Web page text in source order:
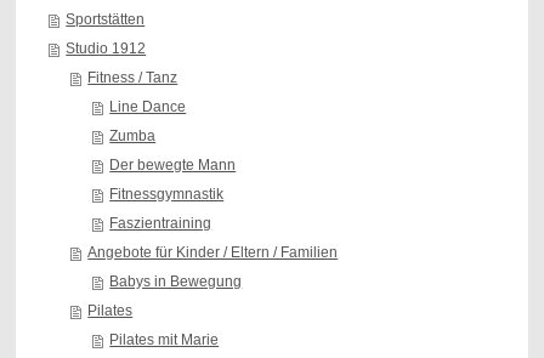
Sportstätten
Studio 1912
Fitness / Tanz
Line Dance
Zumba
Der bewegte Mann
Fitnessgymnastik
Faszientraining
Angebote für Kinder / Eltern / Familien
Babys in Bewegung
Pilates
Pilates mit Marie